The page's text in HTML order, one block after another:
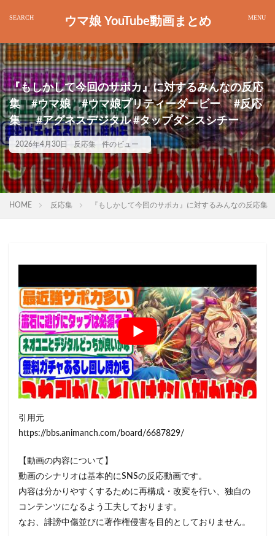
ウマ娘 YouTube動画まとめ
『もしかして今回のサポカ』に対するみんなの反応
集 #ウマ娘 #ウマ娘プリティーダービー #反応
集 #アグネスデジタル #タップダンスシチー
2026年4月30日 反応集 件のビュー
HOME 反応集 『もしかして今回のサポカ』に対するみんなの反
引用元
https://bbs.animanch.com/board/6687829/
【動画の内容について】
動画のシナリオは基本的にSNSの反応動画です。
内容は分かりやすくするために再構成・改変を行い、独自の
コンテンツになるよう工夫しております。
なお、誹謗中傷並びに著作権侵害を目的としておりません。